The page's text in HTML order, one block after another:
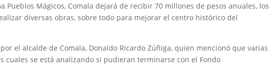
Pueblos Mágicos, Comala dejará de recibir 70 millones de pesos anuales, los
diversas obras, sobre todo para mejorar el centro histórico del
el alcalde de Comala, Donaldo Ricardo Zúñiga, quien mencionó que varias
cuales se está analizando si pudieran terminarse con el Fondo